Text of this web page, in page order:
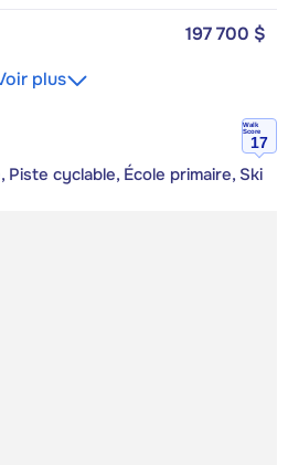
197 700 $
plus
Walk
Score
17
cyclable, École primaire, Ski